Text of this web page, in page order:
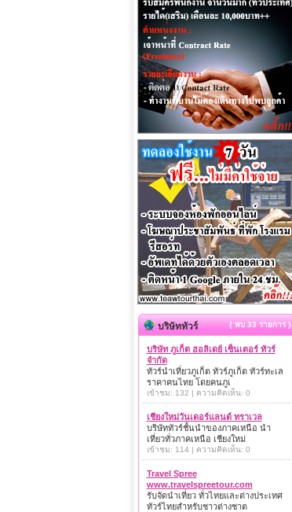
บริษัททัวร์ { พบ 33 รายการ }
บริษัท ภูเก็ต ฮอลิเดย์ เซ็นเตอร์ ทัวร์
จำกัด
ทัวร์นำเที่ยวภูเก็ต ทัวร์ภูเก็ต ทัวร์ทะเล
ราคาคนไทย โดยคนภูเ
เข้าชม: 132 | ความคิดเห็น: 0
เชียงใหม่วันเดอร์แลนด์ ทราเวล
บริษัททัวร์ชั้นนำของภาคเหนือ นำ
เที่ยวทั่วภาคเหนือ เชียงใหม่
เข้าชม: 114 | ความคิดเห็น: 0
Travel Spree
www.travelspreetour.com
รับจัดนำเที่ยว ทั่วไทยและต่างประเทศ
ทัวร์ไทยสำหรับชาวต่างชาต